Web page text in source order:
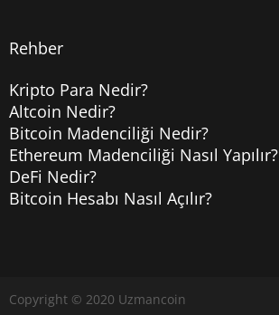
Rehber
Kripto Para Nedir?
Altcoin Nedir?
Bitcoin Madenciliği Nedir?
Ethereum Madenciliği Nasıl Yapılır?
DeFi Nedir?
Bitcoin Hesabı Nasıl Açılır?
Copyright © 2020 Uzmancoin